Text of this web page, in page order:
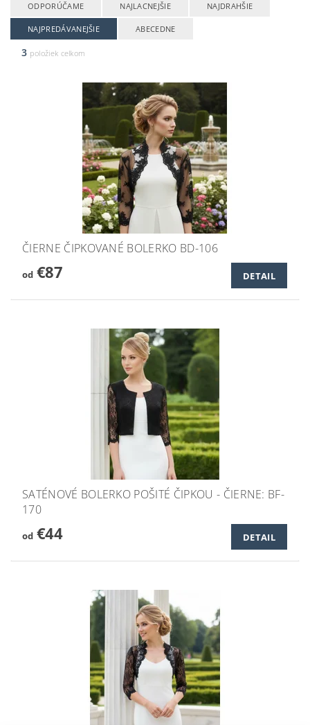
ODPORÚČAME NAJLACNEJŠIE NAJDRAHŠIE
NAJPREDÁVANEJŠIE ABECEDNE
3 položiek celkom
ČIERNE ČIPKOVANÉ BOLERKO BD-106
od€87 DETAIL
SATÉNOVÉ BOLERKO POŠITÉ ČIPKOU - ČIERNE: BF-
170
od€44 DETAIL